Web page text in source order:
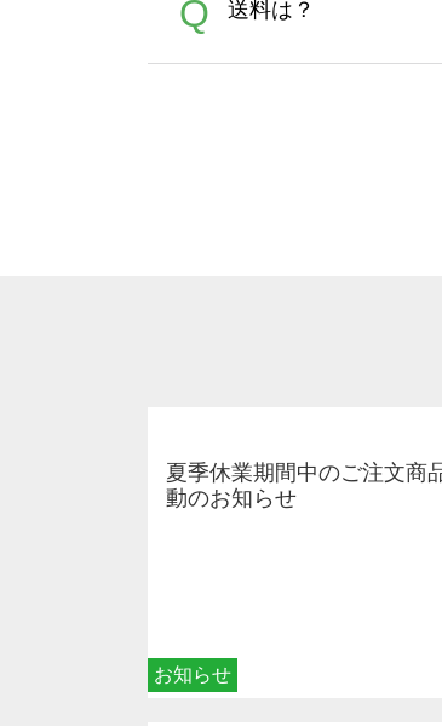
文に関わらず、前
A
Adobeデータ
Q 送料は？
お知らせ
夏季休業期間中のご注文商
動のお知らせ